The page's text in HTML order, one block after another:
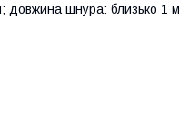
шнура: близько 1